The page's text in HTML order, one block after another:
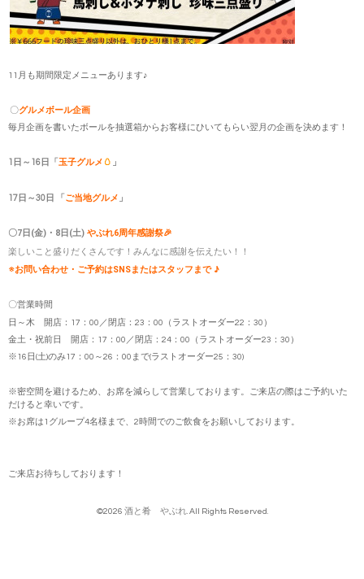
11月も期間限定メニューあります♪
〇グルメボール企画
毎月企画を書いたボールを抽選箱からお客様にひいてもらい翌月の企画を決めます！
1日～16日「 玉子グルメ 🥚 」
17日～30日 「 ご当地グルメ 」
〇7日(金)・8日(土) やぶれ6周年感謝祭🎉
楽しいこと盛りだくさんです！みんなに感謝を伝えたい！！
※お問い合わせ・ご予約はSNSまたはスタッフまで ♪
〇営業時間
日～木 開店：17：00／閉店：23：00（ラストオーダー22：30）
金土・祝前日 開店：17：00／閉店：24：00（ラストオーダー23：30）
※16日(土)のみ17：00～26：00まで(ラストオーダー25：30)
※密空間を避けるため、お席を減らして営業しております。ご来店の際はご予約いた
だけると幸いです。
※お席は1グループ4名様まで、2時間でのご飲食をお願いしております。
ご来店お待ちしております！
©2026 酒と肴 やぶれ. All Rights Reserved.